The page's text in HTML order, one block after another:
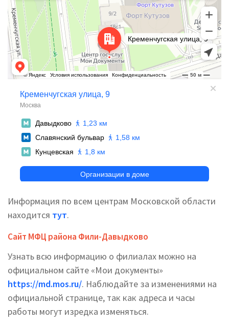
Информация по всем центрам Московской области
находится тут.
Сайт МФЦ района Фили-Давыдково
Узнать всю информацию о филиалах можно на
официальном сайте «Мои документы»
https://md.mos.ru/. Наблюдайте за изменениями на
официальной странице, так как адреса и часы
работы могут изредка изменяться.